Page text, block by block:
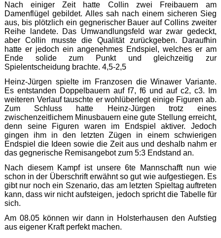
Nach einiger Zeit hatte Collin zwei Freibauern am
Damenflügel gebildet. Alles sah nach einem sicheren Sieg
aus, bis plötzlich ein gegnerischer Bauer auf Collins zweiter
Reihe landete. Das Umwandlungsfeld war zwar gedeckt,
aber Collin musste die Qualität zurückgeben. Daraufhin
hatte er jedoch ein angenehmes Endspiel, welches er am
Ende solide zum Punkt und gleichzeitig zur
Spielentscheidung brachte. 4,5-2,5
Heinz-Jürgen spielte im Franzosen die Winawer Variante.
Es entstanden Doppelbauern auf f7, f6 und auf c2, c3. Im
weiteren Verlauf tauschte er wohlüberlegt einige Figuren ab.
Zum Schluss hatte Heinz-Jürgen trotz eines
zwischenzeitlichem Minusbauern eine gute Stellung erreicht,
denn seine Figuren waren im Endspiel aktiver. Jedoch
gingen ihm in den letzten Zügen in einem schwierigen
Endspiel die Ideen sowie die Zeit aus und deshalb nahm er
das gegnerische Remisangebot zum 5:3 Endstand an.
Nach diesem Kampf ist unsere 6te Mannschafft nun wie
schon in der Überschrift erwähnt so gut wie aufgestiegen. Es
gibt nur noch ein Szenario, das am letzten Spieltag auftreten
kann, dass wir nicht aufsteigen, jedoch spricht die Tabelle für
sich.
Am 08.05 können wir dann in Holsterhausen den Aufstieg
aus eigener Kraft perfekt machen.